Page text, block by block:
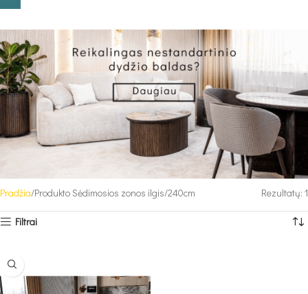
Pradžia Produkto Sėdimosios zonos ilgis 240cm Rezultatų: 1
Filtrai